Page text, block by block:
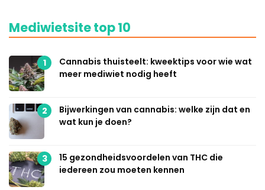
Mediwietsite top 10
1
Cannabis thuisteelt: kweektips voor wie wat
meer mediwiet nodig heeft
2
Bijwerkingen van cannabis: welke zijn dat en
wat kun je doen?
3
15 gezondheidsvoordelen van THC die
iedereen zou moeten kennen